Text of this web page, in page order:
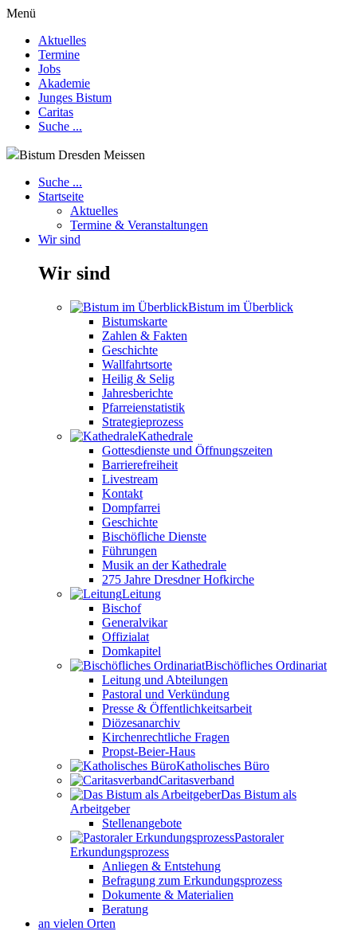
Menü
Aktuelles
Termine
Jobs
Akademie
Junges Bistum
Caritas
Suche ...
Bistum Dresden Meissen
Suche ...
Startseite
Aktuelles
Termine & Veranstaltungen
Wir sind
Wir sind
Bistum im Überblick
Bistumskarte
Zahlen & Fakten
Geschichte
Wallfahrtsorte
Heilig & Selig
Jahresberichte
Pfarreienstatistik
Strategieprozess
Kathedrale
Gottesdienste und Öffnungszeiten
Barrierefreiheit
Livestream
Kontakt
Dompfarrei
Geschichte
Bischöfliche Dienste
Führungen
Musik an der Kathedrale
275 Jahre Dresdner Hofkirche
Leitung
Bischof
Generalvikar
Offizialat
Domkapitel
Bischöfliches Ordinariat
Leitung und Abteilungen
Pastoral und Verkündung
Presse & Öffentlichkeitsarbeit
Diözesanarchiv
Kirchenrechtliche Fragen
Propst-Beier-Haus
Katholisches Büro
Caritasverband
Das Bistum als
Arbeitgeber
Stellenangebote
Pastoraler
Erkundungsprozess
Anliegen & Entstehung
Befragung zum Erkundungsprozess
Dokumente & Materialien
Beratung
an vielen Orten